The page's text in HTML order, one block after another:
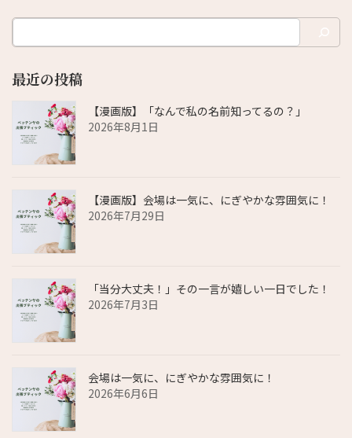
ゲ
シ
最近の投稿
【漫画版】「なんで私の名前知ってるの？」
2026年8月1日
【漫画版】会場は一気に、にぎやかな雰囲気に！
2026年7月29日
「当分大丈夫！」その一言が嬉しい一日でした！
2026年7月3日
会場は一気に、にぎやかな雰囲気に！
2026年6月6日